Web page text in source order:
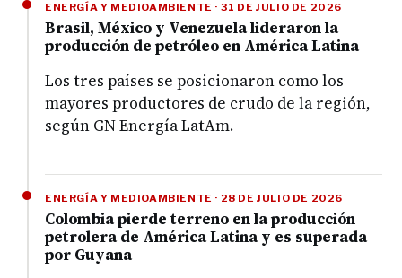
ENERGÍA Y MEDIOAMBIENTE · 31 DE JULIO DE 2026
Brasil, México y Venezuela lideraron la
producción de petróleo en América Latina
Los tres países se posicionaron como los
mayores productores de crudo de la región,
según GN Energía LatAm.
ENERGÍA Y MEDIOAMBIENTE · 28 DE JULIO DE 2026
Colombia pierde terreno en la producción
petrolera de América Latina y es superada
por Guyana